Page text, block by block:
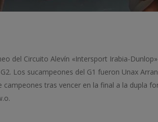
del Circuito Alevín «Intersport Irabia-
Los sucampeones del G1 fueron Unax
tras vencer en la final a la dupla